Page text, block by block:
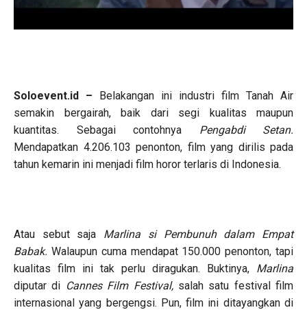
Soloevent.id – Belakangan ini industri film Tanah Air
semakin bergairah, baik dari segi kualitas maupun
kuantitas. Sebagai contohnya Pengabdi Setan.
Mendapatkan 4.206.103 penonton, film yang dirilis pada
tahun kemarin ini menjadi film horor terlaris di Indonesia.
Atau sebut saja Marlina si Pembunuh dalam Empat
Babak. Walaupun cuma mendapat 150.000 penonton, tapi
kualitas film ini tak perlu diragukan. Buktinya, Marlina
diputar di Cannes Film Festival, salah satu festival film
internasional yang bergengsi. Pun, film ini ditayangkan di